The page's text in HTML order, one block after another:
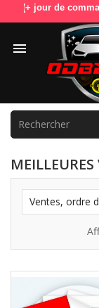
jour de

MEILLEURES
Ventes, ordre